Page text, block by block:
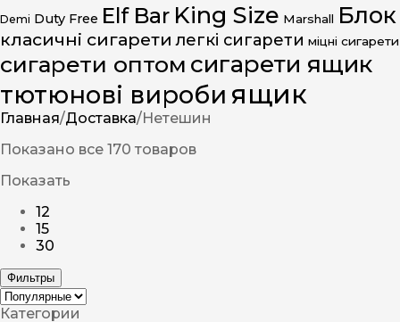
Demi Duty Free Elf Bar King Size Marshall Блок
класичні сигарети легкі сигарети міцні сигарети
сигарети оптом сигарети ящик
тютюнові вироби ящик
Главная/Доставка/Нетешин
Показано все 170 товаров
Показать
12
15
30
Фильтры
Категории